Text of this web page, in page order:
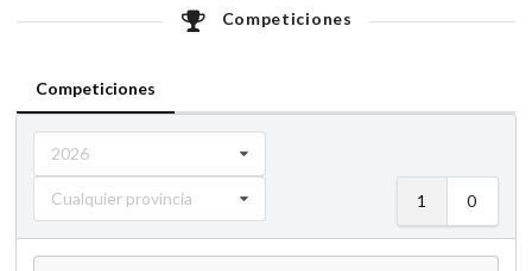
Competiciones
Competiciones
2026
Cualquier provincia 1 0